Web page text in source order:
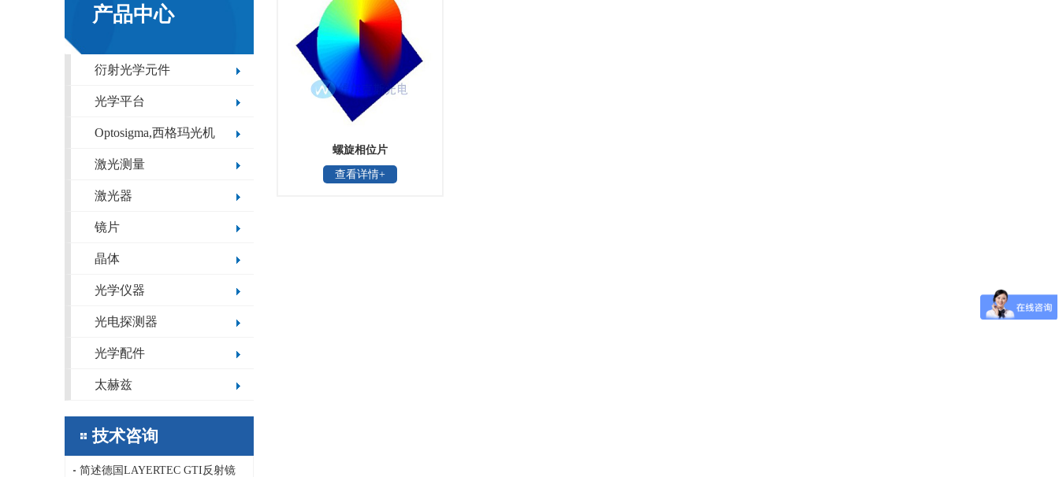
产品中心
衍射光学元件
光学平台
Optosigma,西格玛光机
激光测量
激光器
镜片
晶体
光学仪器
光电探测器
光学配件
太赫兹
技术咨询
简述德国LAYERTEC GTI反射镜
螺旋相位片
查看详情+